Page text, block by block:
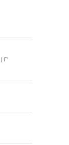
| Γ'